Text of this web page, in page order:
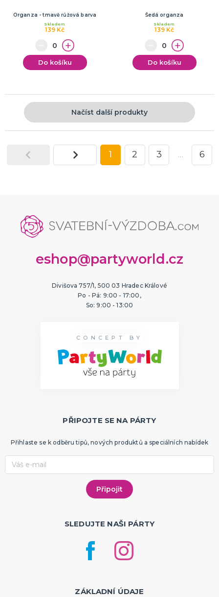
Organza - tmavě růžová barva
139 Kč
Skladem
Do košíku
Šedá organza
139 Kč
Skladem
Do košíku
Načíst další produkty
1 2 3 … 6
eshop@partyworld.cz
Divišova 757/1, 500 03 Hradec Králové
Po - Pá: 9:00 - 17:00,
So: 9:00 - 13:00
CONCEPT BY
PŘIPOJTE SE NA PÁRTY
Přihlaste se k odběru tipů, nových produktů a speciálních nabídek
SLEDUJTE NAŠI PÁRTY
ZÁKLADNÍ ÚDAJE